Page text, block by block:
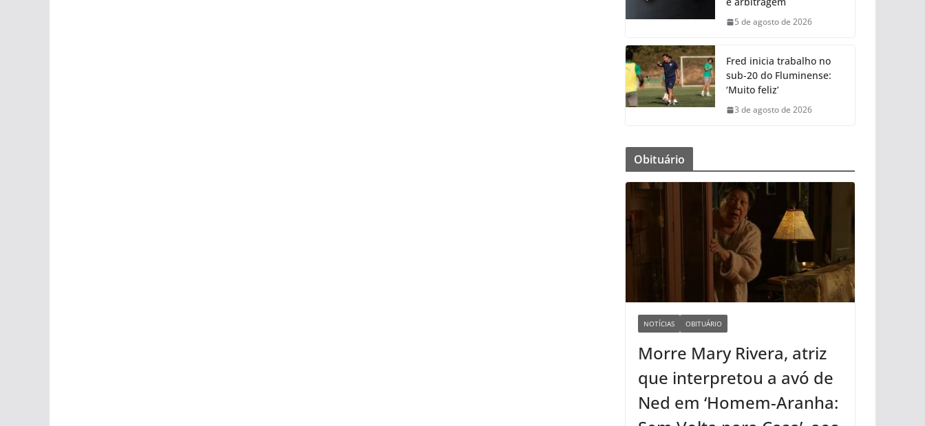
5 de agosto de 2026
Fred inicia trabalho no
sub-20 do Fluminense:
‘Muito feliz’
3 de agosto de 2026
Obituário
NOTÍCIAS OBITUÁRIO
Morre Mary Rivera, atriz
que interpretou a avó de
Ned em ‘Homem-Aranha: